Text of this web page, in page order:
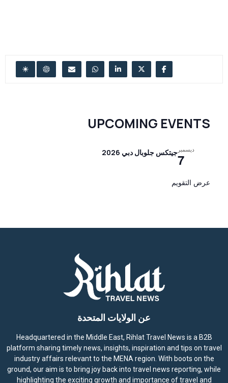
UPCOMING EVENTS
ديسمبر
7جيتكس جلوبال دبي 2026
عرض التقويم
عن الولايات المتحدة
Headquartered in the Middle East, Rihlat Travel News is a B2B
platform sharing timely news, insights, inspiration and tips on travel
industry affairs relevant to the MENA region. With boots on the
ground, our aim is to bring joy back into travel news reporting, while
highlighting the exciting growth and importance of travel and